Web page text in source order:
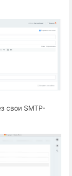
свои SMTP-